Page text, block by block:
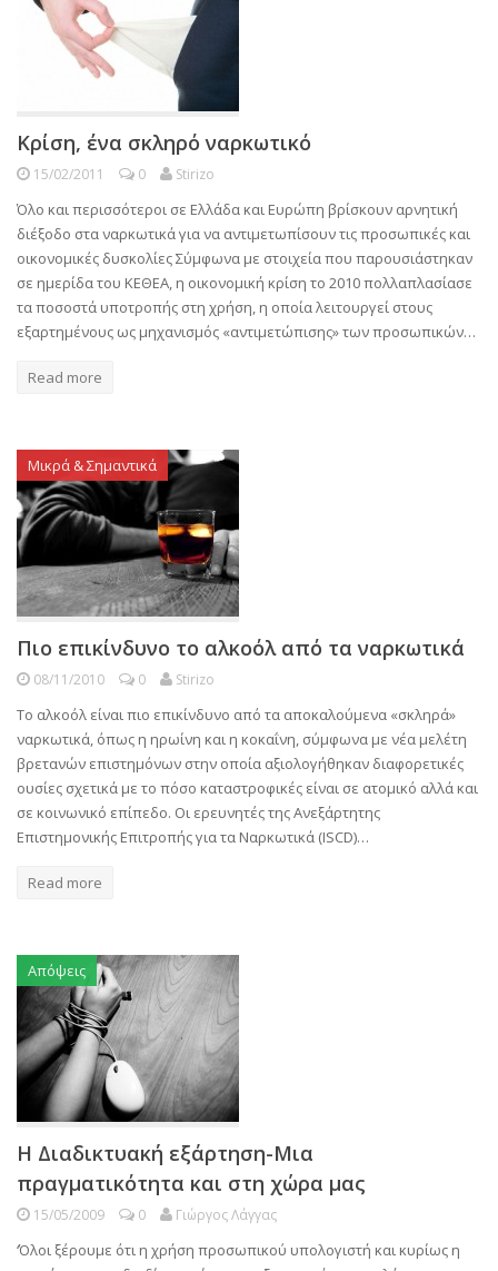
Κρίση, ένα σκληρό ναρκωτικό
15/02/2011 0 Stirizo
Όλο και περισσότεροι σε Ελλάδα και Ευρώπη βρίσκουν αρνητική
διέξοδο στα ναρκωτικά για να αντιμετωπίσουν τις προσωπικές και
οικονομικές δυσκολίες Σύμφωνα με στοιχεία που παρουσιάστηκαν
σε ημερίδα του ΚΕΘΕΑ, η οικονομική κρίση το 2010 πολλαπλασίασε
τα ποσοστά υποτροπής στη χρήση, η οποία λειτουργεί στους
εξαρτημένους ως μηχανισμός «αντιμετώπισης» των προσωπικών…
Read more
Μικρά & Σημαντικά
Πιο επικίνδυνο το αλκοόλ από τα ναρκωτικά
08/11/2010 0 Stirizo
Το αλκοόλ είναι πιο επικίνδυνο από τα αποκαλούμενα «σκληρά»
ναρκωτικά, όπως η ηρωίνη και η κοκαΐνη, σύμφωνα με νέα μελέτη
βρετανών επιστημόνων στην οποία αξιολογήθηκαν διαφορετικές
ουσίες σχετικά με το πόσο καταστροφικές είναι σε ατομικό αλλά και
σε κοινωνικό επίπεδο. Οι ερευνητές της Ανεξάρτητης
Επιστημονικής Επιτροπής για τα Ναρκωτικά (ΙSCD)…
Read more
Απόψεις
Η Διαδικτυακή εξάρτηση-Μια
πραγματικότητα και στη χώρα μας
15/05/2009 0 Γιώργος Λάγγας
‘Όλοι ξέρουμε ότι η χρήση προσωπικού υπολογιστή και κυρίως η